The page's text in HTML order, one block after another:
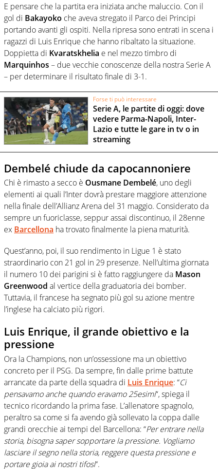
E pensare che la partita era iniziata anche maluccio. Con il
gol di Bakayoko che aveva stregato il Parco dei Principi
portando avanti gli ospiti. Nella ripresa sono entrati in scena i
ragazzi di Luis Enrique che hanno ribaltato la situazione.
Doppietta di Kvaratskhelia e nel mezzo timbro di
Marquinhos – due vecchie conoscenze della nostra Serie A
– per determinare il risultato finale di 3-1.
Forse ti può interessare
Serie A, le partite di oggi: dove
vedere Parma-Napoli, Inter-
Lazio e tutte le gare in tv o in
streaming
Dembelé chiude da capocannoniere
Chi è rimasto a secco è Ousmane Dembelé, uno degli
elementi ai quali l’Inter dovrà prestare maggiore attenzione
nella finale dell’Allianz Arena del 31 maggio. Considerato da
sempre un fuoriclasse, seppur assai discontinuo, il 28enne
ex Barcellona ha trovato finalmente la piena maturità.
Quest’anno, poi, il suo rendimento in Ligue 1 è stato
straordinario con 21 gol in 29 presenze. Nell’ultima giornata
il numero 10 dei parigini si è fatto raggiungere da Mason
Greenwood al vertice della graduatoria dei bomber.
Tuttavia, il francese ha segnato più gol su azione mentre
l’inglese ha calciato più rigori.
Luis Enrique, il grande obiettivo e la
pressione
Ora la Champions, non un’ossessione ma un obiettivo
concreto per il PSG. Da sempre, fin dalle prime battute
arrancate da parte della squadra di Luis Enrique: “Ci
pensavamo anche quando eravamo 25esimi“, spiega il
tecnico ricordando la prima fase. L’allenatore spagnolo,
peraltro sa come si fa avendo già sollevato la coppa dalle
grandi orecchie ai tempi del Barcellona: “Per entrare nella
storia, bisogna saper sopportare la pressione. Vogliamo
lasciare il segno nella storia, reggere questa pressione e
portare gioia ai nostri tifosi“.